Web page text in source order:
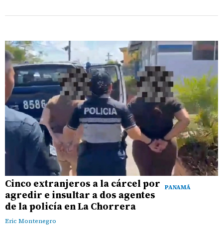
PANAMÁ
Cinco extranjeros a la cárcel por
agredir e insultar a dos agentes
de la policía en La Chorrera
Eric Montenegro